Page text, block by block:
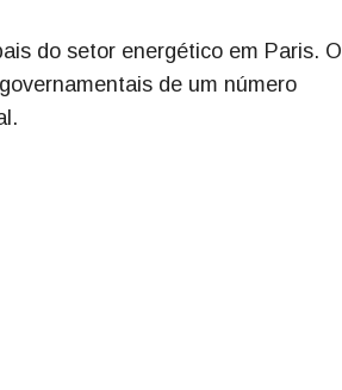
do setor energético em Paris. O
de um número